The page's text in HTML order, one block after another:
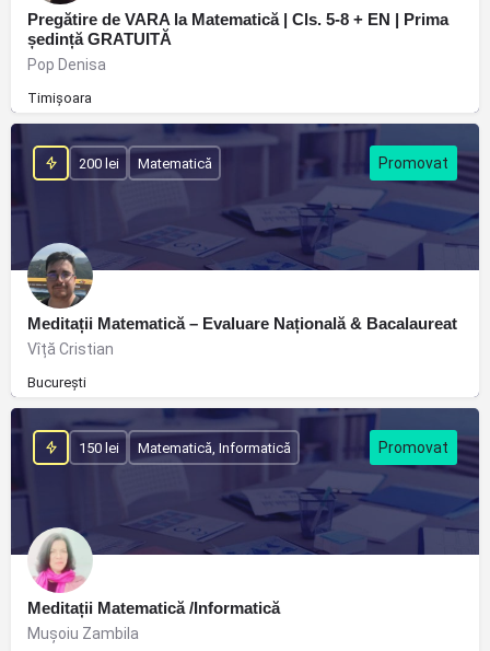
Pregătire de VARA la Matematică | Cls. 5-8 + EN | Prima
ședință GRATUITĂ
Pop Denisa
Timișoara
Meditații Matematică – Evaluare Națională & Bacalaureat
Vîță Cristian
București
200 lei Matematică
Meditații Matematică /Informatică
Muşoiu Zambila
150 lei Matematică, Informatică